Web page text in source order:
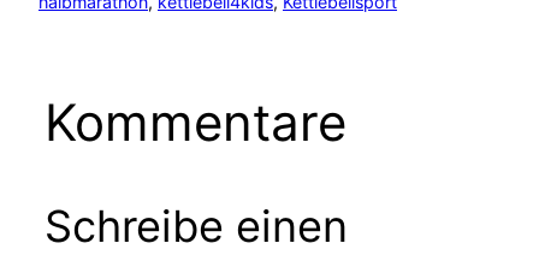
Kommentare
Schreibe einen